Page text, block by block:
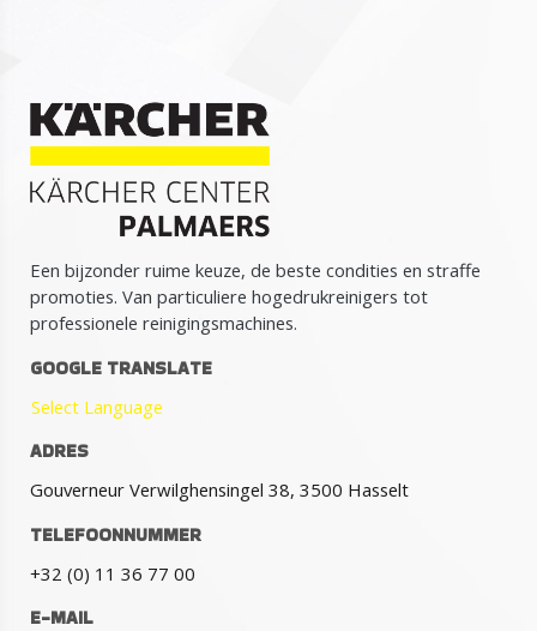
Een bijzonder ruime keuze, de beste condities en straffe
promoties. Van particuliere hogedrukreinigers tot
professionele reinigingsmachines.
GOOGLE TRANSLATE
Select Language
ADRES
Gouverneur Verwilghensingel 38, 3500 Hasselt
TELEFOONNUMMER
+32 (0) 11 36 77 00
E-MAIL